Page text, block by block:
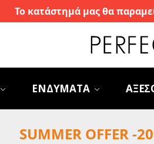
Το κατάστημά μας θα
ΕΝΔΥΜΑΤΑ
SUMMER OFFER -